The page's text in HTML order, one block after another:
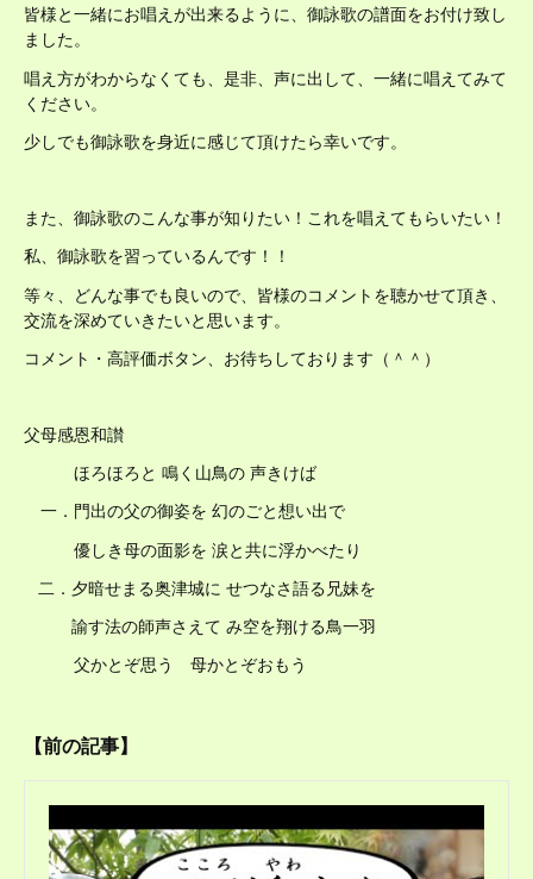
皆様と一緒にお唱えが出来るように、御詠歌の譜面をお付け致し
ました。
唱え方がわからなくても、是非、声に出して、一緒に唱えてみて
ください。
少しでも御詠歌を身近に感じて頂けたら幸いです。
また、御詠歌のこんな事が知りたい！これを唱えてもらいたい！
私、御詠歌を習っているんです！！
等々、どんな事でも良いので、皆様のコメントを聴かせて頂き、
交流を深めていきたいと思います。
コメント・高評価ボタン、お待ちしております（＾＾）
父母感恩和讃
ほろほろと 鳴く山鳥の 声きけば
一．門出の父の御姿を 幻のごと想い出で
優しき母の面影を 涙と共に浮かべたり
二．夕暗せまる奥津城に せつなさ語る兄妹を
諭す法の師声さえて み空を翔ける鳥一羽
父かとぞ思う 母かとぞおもう
【前の記事】